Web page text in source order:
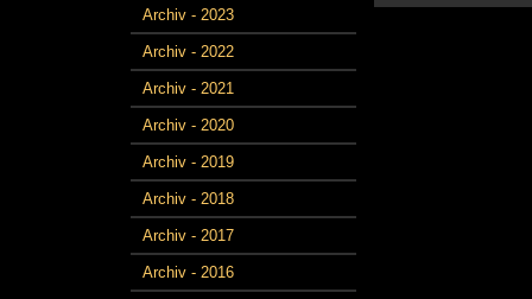
Archiv - 2023
Archiv - 2022
Archiv - 2021
Archiv - 2020
Archiv - 2019
Archiv - 2018
Archiv - 2017
Archiv - 2016